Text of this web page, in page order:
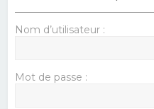
Nom d’utilisateur :
Mot de passe :